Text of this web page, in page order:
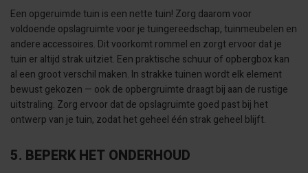
Een opgeruimde tuin is een nette tuin! Zorg daarom voor
voldoende opslagruimte voor je tuingereedschap, tuinmeubelen en
andere accessoires. Dit voorkomt rommel en zorgt ervoor dat je
tuin er altijd strak uitziet. Een praktische schuur of opbergbox kan
al een groot verschil maken. In strakke tuinen wordt elk element
bewust gekozen — ook de opbergruimte draagt bij aan de rustige
uitstraling. Zorg ervoor dat de opslagruimte goed past bij het
ontwerp van je tuin, zodat het geheel één strak geheel blijft.
5. BEPERK HET ONDERHOUD